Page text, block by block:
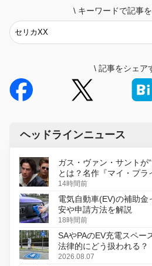
\ キーワードで記事
\ 記事をシェア
ヘッドラインニュース
ガス・ヴァン・サントが
とは？名作『マイ・プラ
初のデジタルリマスター
14時間前
電気自動車(EV)の補助金
安や申請方法を解説
18時間前
SAやPAのEV充電スペー
法律的にどう扱われる？
2026.08.07